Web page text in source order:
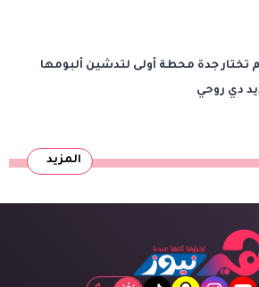
تختار جدة محطة أولى لتدشين ألبومها
دي روحي
المزيد